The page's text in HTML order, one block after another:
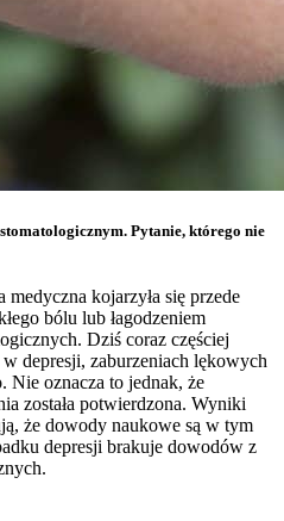
Pytanie, którego nie
medyczna kojarzyła się przede
bólu lub łagodzeniem
Dziś coraz częściej
depresji, zaburzeniach lękowych
Nie oznacza to jednak, że
została potwierdzona. Wyniki
że dowody naukowe są w tym
depresji brakuje dowodów z